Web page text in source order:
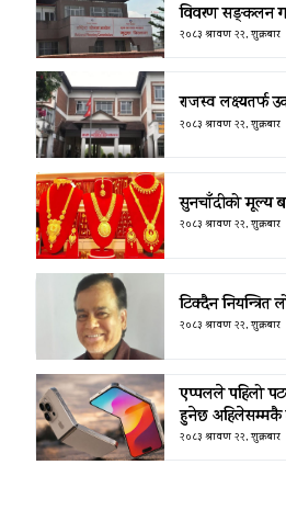
विवरण सङ्कलन
२०८३ श्रावण २२, शुक्रबार
राजस्व लक्ष्यतर्फ
२०८३ श्रावण २२, शुक्रबार
सुनचाँदीको मूल्य
२०८३ श्रावण २२, शुक्रबार
टिक्दैन नियन्त्रित
२०८३ श्रावण २२, शुक्रबार
एप्पलले पहिलो
हुनेछ
२०८३ श्रावण २२, शुक्रबार